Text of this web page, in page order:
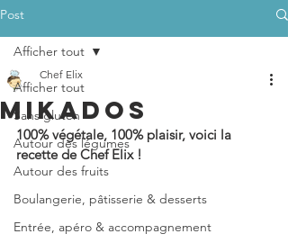
Post
Afficher tout
Sans gluten
Autour des légumes
Autour des fruits
Boulangerie, pâtisserie & desserts
Entrée, apéro & accompagnement
Afficher tout
MIKADOS
Chef Elix
100% végétale, 100% plaisir, voici la
recette de Chef Elix !